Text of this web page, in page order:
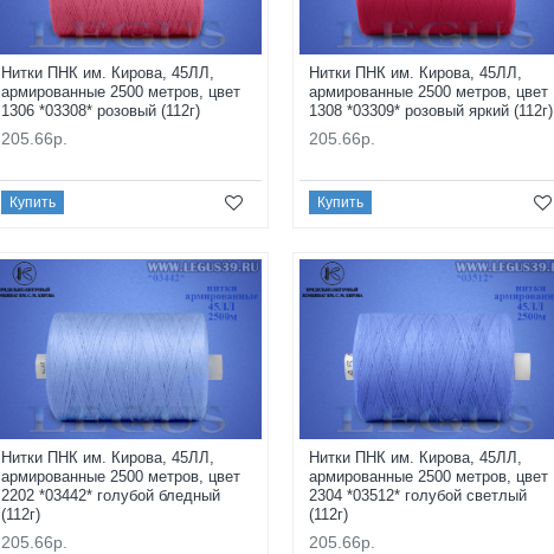
Нитки ПНК им. Кирова, 45ЛЛ,
армированные 2500 метров, цвет
1306 *03308* розовый (112г)
205.66р.
Купить
Нитки ПНК им. Кирова, 45ЛЛ,
армированные 2500 метров, цвет
1308 *03309* розовый яркий (112г)
205.66р.
Купить
Нитки ПНК им. Кирова, 45ЛЛ,
армированные 2500 метров, цвет
2202 *03442* голубой бледный
(112г)
205.66р.
Нитки ПНК им. Кирова, 45ЛЛ,
армированные 2500 метров, цвет
2304 *03512* голубой светлый
(112г)
205.66р.